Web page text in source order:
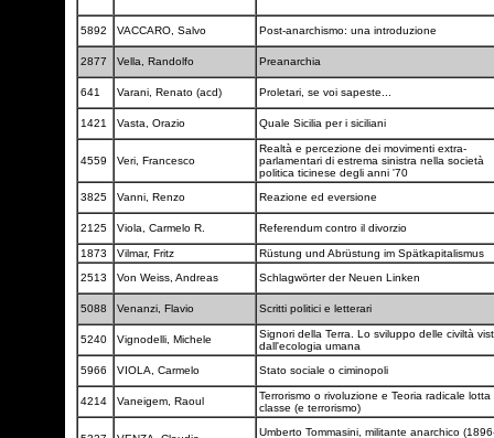
5892 VACCARO, Salvo Post-anarchismo: una introduzione
2877 Vella, Randolfo Preanarchia
641 Varani, Renato (acd) Proletari, se voi sapeste...
1421 Vasta, Orazio Quale Sicilia per i siciliani
4559 Veri, Francesco
Realtà e percezione dei movimenti extra-
parlamentari di estrema sinistra nella società
politica ticinese degli anni '70
3825
Vanni, Renzo Reazione ed eversione
2125 Viola, Carmelo R. Referendum contro il divorzio
1873 Vilmar, Fritz
Rüstung und Abrüstung im Spätkapitalismus
2513
Von Weiss, Andreas Schlagwörter der Neuen Linken
5088 Venanzi, Flavio Scritti politici e letterari
5240 Vignodelli, Michele
Signori della Terra. Lo sviluppo delle civiltà
dall'ecologia umana
5966
VIOLA, Carmelo Stato sociale o ciminopoli
4214 Vaneigem, Raoul
Terrorismo o rivoluzione e Teoria radicale lotta
classe (e terrorismo)
Umberto Tommasini, militante anarchico